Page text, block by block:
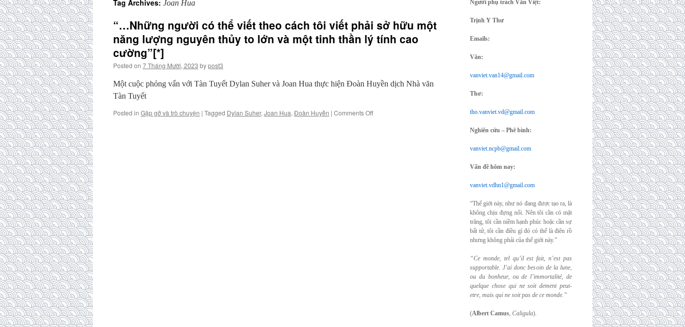
Tag Archives: Joan Hua
“…Những người có thể viết theo cách tôi viết phải sở hữu một
năng lượng nguyên thủy to lớn và một tinh thần lý tính cao
cường”[*]
Posted on 7 Tháng Mười, 2023 bypost3
Một cuộc phỏng vấn với Tàn Tuyết Dylan Suher và Joan Hua thực hiện Đoàn Huyền dịch Nhà văn
Tàn Tuyết
Posted in Gặp gỡ và trò chuyện | Tagged Dylan Suher, Joan Hua, Đoàn Huyền | Comments Offon
Người phụ trách Văn Việt:
Trịnh Y Thư
Emails:
Văn:
vanviet.van14@gmail.com
Thơ:
tho.vanviet.vd@gmail.com
Nghiên cứu – Phê bình:
vanviet.ncpb@gmail.com
Vấn đề hôm nay:
vanviet.vdhn1@gmail.com
“Thế giới này, như nó đang được tạo ra, là
không chịu đựng nổi. Nên tôi cần có mặt
trăng, tôi cần niềm hạnh phúc hoặc cần sự
bất tử, tôi cần điều gì đó có thể là điên rồ
nhưng không phải của thế giới này.”
“Ce monde, tel qu’il est fait, n’est pas
supportable. J’ai donc besoin de la lune,
ou du bonheur, ou de l’immortalité, de
quelque chose qui ne soit dement peut-
etre, mais qui ne soit pas de ce monde.”
(Albert Camus, Caligula).